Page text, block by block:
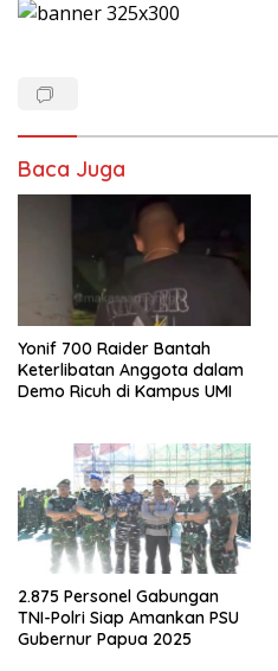
Baca Juga
Yonif 700 Raider Bantah
Keterlibatan Anggota dalam
Demo Ricuh di Kampus UMI
2.875 Personel Gabungan
TNI-Polri Siap Amankan PSU
Gubernur Papua 2025